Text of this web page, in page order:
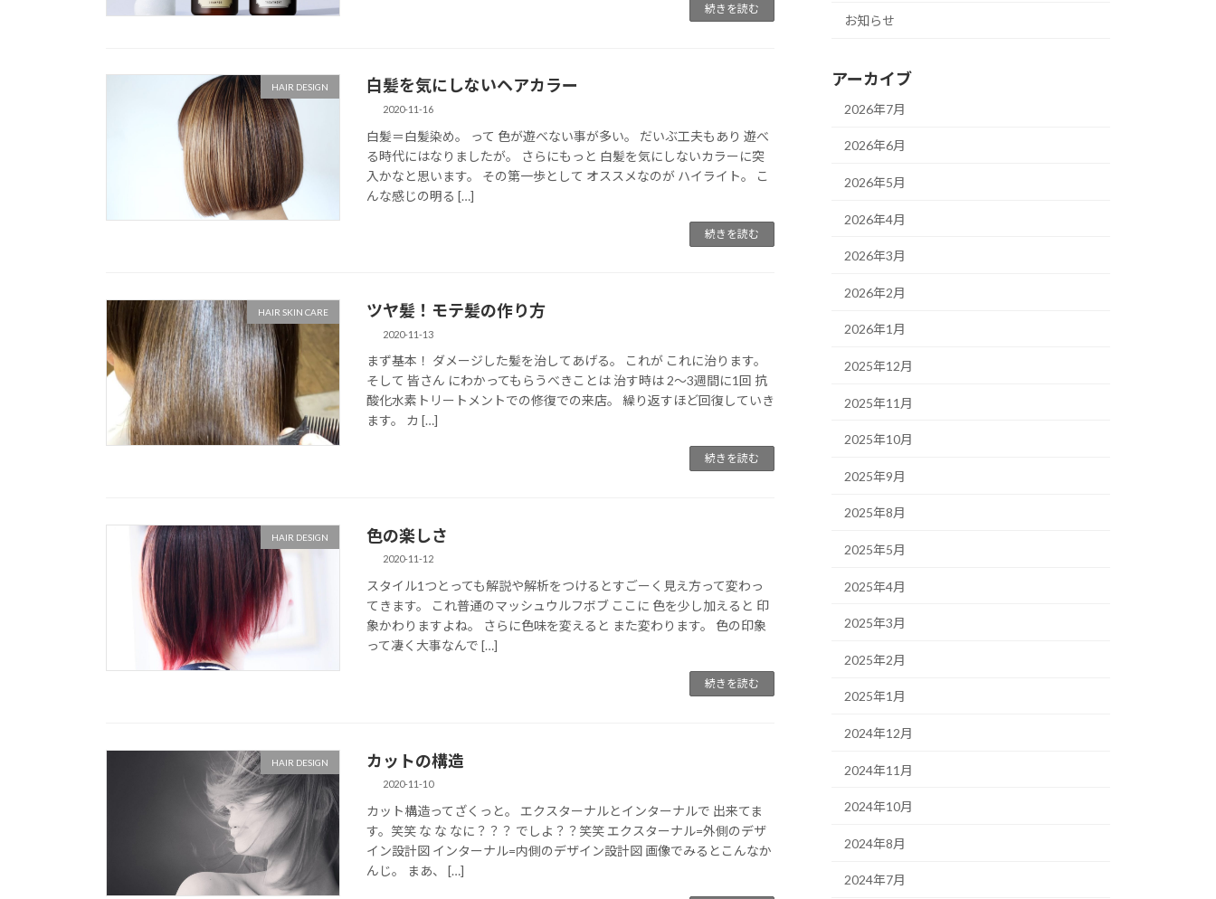
続きを読む
HAIR DESIGN 白髪を気にしないヘアカラー
2020-11-16
白髪＝白髪染め。 って 色が遊べない事が多い。 だいぶ工夫もあり 遊べ
る時代にはなりましたが。 さらにもっと 白髪を気にしないカラーに突
入かなと思います。 その第一歩として オススメなのが ハイライト。 こ
んな感じの明る […]
続きを読む
HAIR SKIN CARE ツヤ髪！モテ髪の作り方
2020-11-13
まず基本！ ダメージした髪を治してあげる。 これが これに治ります。
そして 皆さん にわかってもらうべきことは 治す時は 2〜3週間に1回 抗
酸化水素トリートメントでの修復での来店。 繰り返すほど回復していき
ます。 カ […]
続きを読む
HAIR DESIGN 色の楽しさ
2020-11-12
スタイル1つとっても解説や解析をつけるとすごーく見え方って変わっ
てきます。 これ普通のマッシュウルフボブ ここに 色を少し加えると 印
象かわりますよね。 さらに色味を変えると また変わります。 色の印象
って凄く大事なんで […]
続きを読む
HAIR DESIGN カットの構造
2020-11-10
カット構造ってざくっと。 エクスターナルとインターナルで 出来てま
す。笑笑 な な なに？？？ でしよ？？笑笑 エクスターナル=外側のデザ
イン設計図 インターナル=内側のデザイン設計図 画像でみるとこんなか
んじ。 まあ、 […]
お知らせ
アーカイブ
2026年7月
2026年6月
2026年5月
2026年4月
2026年3月
2026年2月
2026年1月
2025年12月
2025年11月
2025年10月
2025年9月
2025年8月
2025年5月
2025年4月
2025年3月
2025年2月
2025年1月
2024年12月
2024年11月
2024年10月
2024年8月
2024年7月